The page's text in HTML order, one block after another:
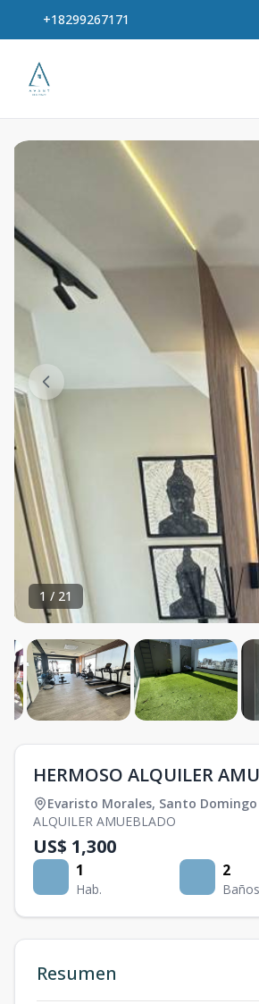
+18299267171
1 / 21
HERMOSO ALQUILER
Evaristo Morales, Santo Domingo
ALQUILER AMUEBLADO
US$ 1,300
1
Hab.
2
Baños
Resumen